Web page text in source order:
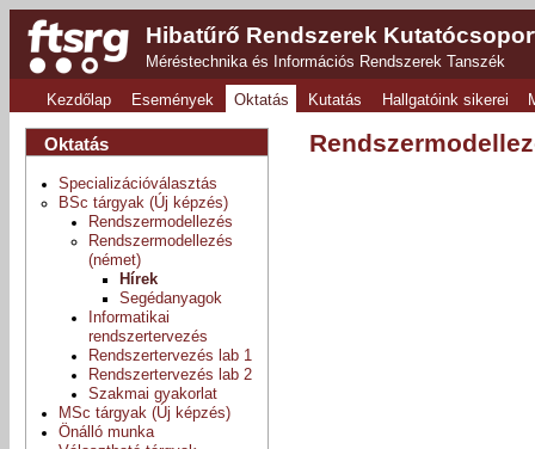
Hibatűrő Rendszerek
Méréstechnika és Információs Rendszerek Tanszék
Kezdőlap Események Oktatás Kutatás Hallgatóink sikerei
Oktatás
Specializációválasztás
BSc tárgyak (Új képzés)
Rendszermodellezés
Rendszermodellezés
(német)
Hírek
Segédanyagok
Informatikai
rendszertervezés
Rendszertervezés lab 1
Rendszertervezés lab 2
Szakmai gyakorlat
MSc tárgyak (Új képzés)
Önálló munka